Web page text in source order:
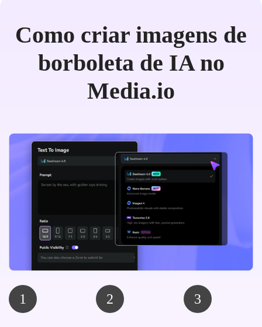
Como criar imagens de
borboleta de IA no
Media.io
1 2 3